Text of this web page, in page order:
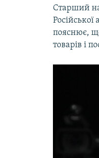
Старший
пояснює,
товарів і